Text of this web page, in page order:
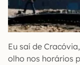
Eu saí de
olho nos horários